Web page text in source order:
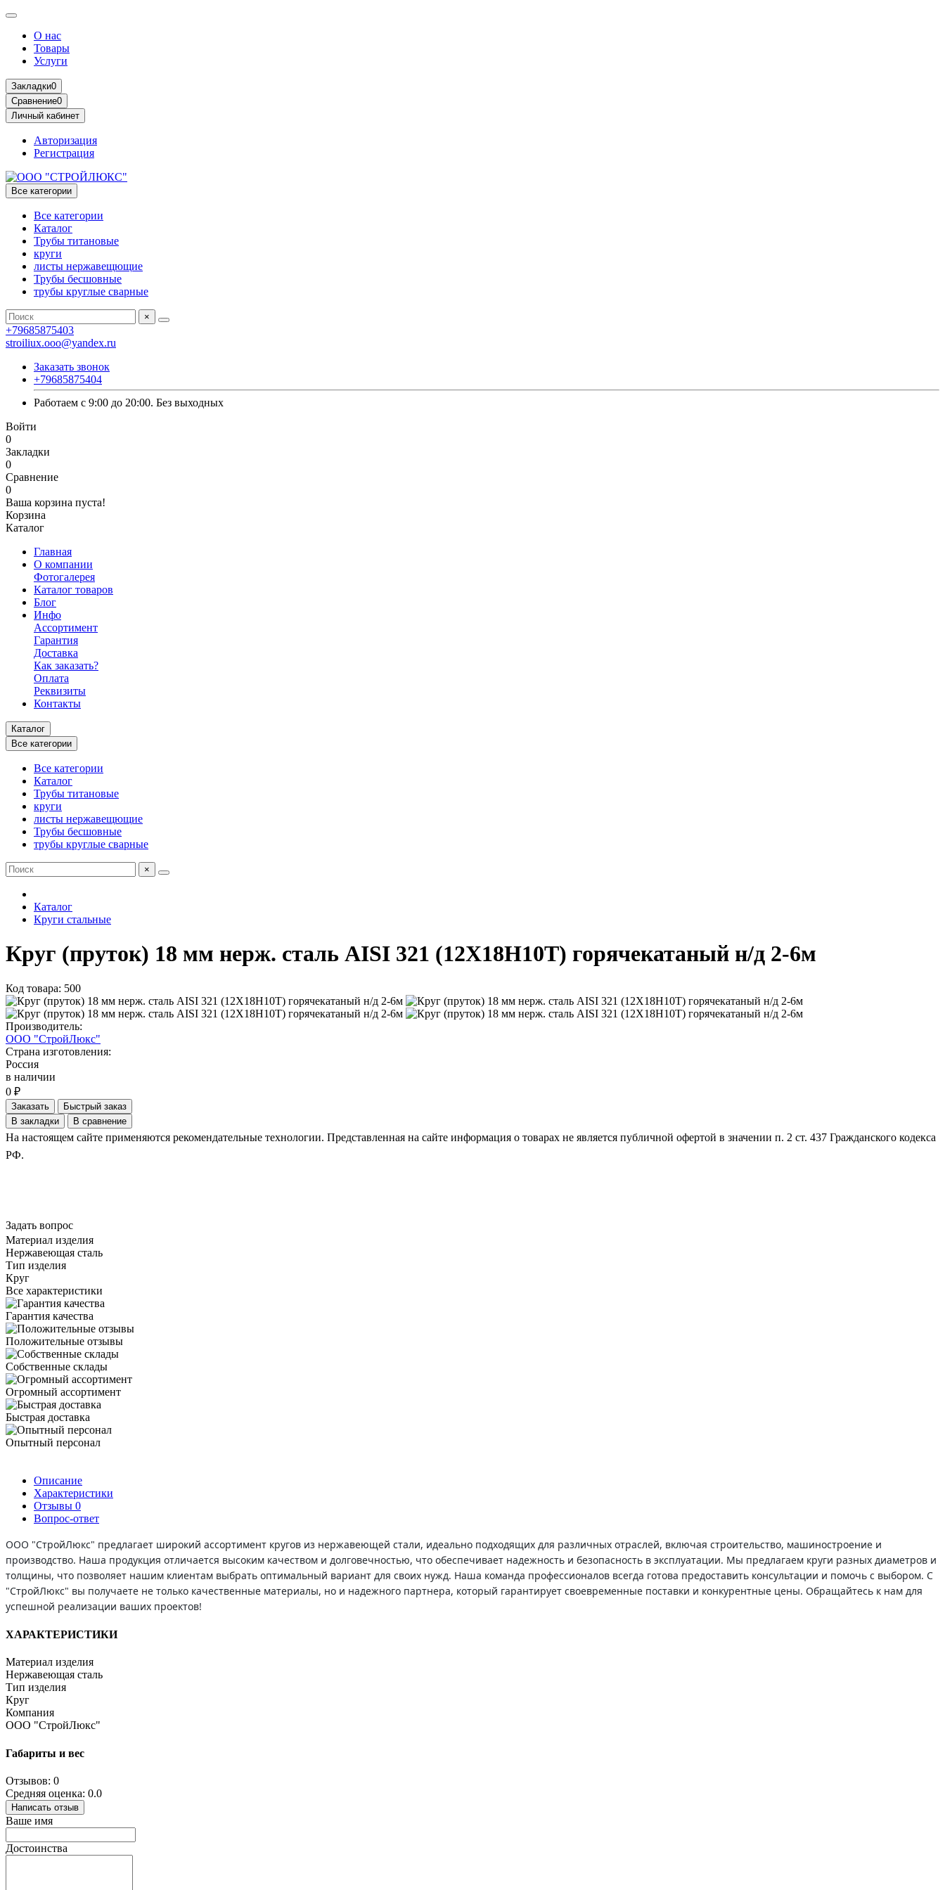
О нас
Товары
Услуги
Закладки0
Сравнение0
Личный кабинет
Авторизация
Регистрация
Все категории
Все категории
Каталог
Трубы титановые
круги
листы нержавещющие
Трубы бесшовные
трубы круглые сварные
×
+79685875403
stroiliux.ooo@yandex.ru
Заказать звонок
+79685875404
Работаем с 9:00 до 20:00. Без выходных
Войти
0
Закладки
0
Сравнение
0
Ваша корзина пуста!
Корзина
Каталог
Главная
О компании
Фотогалерея
Каталог товаров
Блог
Инфо
Ассортимент
Гарантия
Доставка
Как заказать?
Оплата
Реквизиты
Контакты
Каталог
Все категории
Все категории
Каталог
Трубы титановые
круги
листы нержавещющие
Трубы бесшовные
трубы круглые сварные
×
Каталог
Круги стальные
Круг (пруток) 18 мм нерж. сталь AISI 321 (12Х18Н10Т) горячекатаный н/д 2-6м
Код товара: 500
Производитель:
ООО "СтройЛюкс"
Страна изготовления:
Россия
в наличии
0 ₽
Заказать
Быстрый заказ
В закладки
В сравнение
На настоящем сайте применяются рекомендательные технологии. Представленная на сайте информация о товарах не является публичной офертой в значении п. 2 ст. 437 Гражданского кодекса
РФ.
Задать вопрос
Материал изделия
Нержавеющая сталь
Тип изделия
Круг
Все характеристики
Гарантия качества
Положительные отзывы
Собственные склады
Огромный ассортимент
Быстрая доставка
Опытный персонал
Описание
Характеристики
Отзывы 0
Вопрос-ответ
ООО "СтройЛюкс" предлагает широкий ассортимент кругов из нержавеющей стали, идеально подходящих для различных отраслей, включая строительство, машиностроение и
производство. Наша продукция отличается высоким качеством и долговечностью, что обеспечивает надежность и безопасность в эксплуатации. Мы предлагаем круги разных диаметров и
толщины, что позволяет нашим клиентам выбрать оптимальный вариант для своих нужд. Наша команда профессионалов всегда готова предоставить консультации и помочь с выбором. С
"СтройЛюкс" вы получаете не только качественные материалы, но и надежного партнера, который гарантирует своевременные поставки и конкурентные цены. Обращайтесь к нам для
успешной реализации ваших проектов!
ХАРАКТЕРИСТИКИ
Материал изделия
Нержавеющая сталь
Тип изделия
Круг
Компания
ООО "СтройЛюкс"
Габариты и вес
Отзывов: 0
Средняя оценка: 0.0
Написать отзыв
Ваше имя
Достоинства